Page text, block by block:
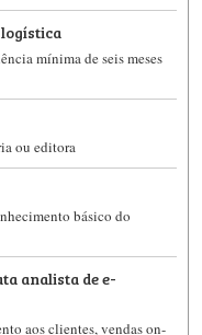
mínima de seis meses
ou editora
básico do
analista de e-
aos clientes, vendas on-